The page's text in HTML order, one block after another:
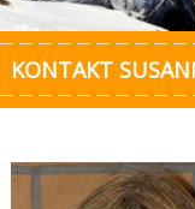
KONTAKT